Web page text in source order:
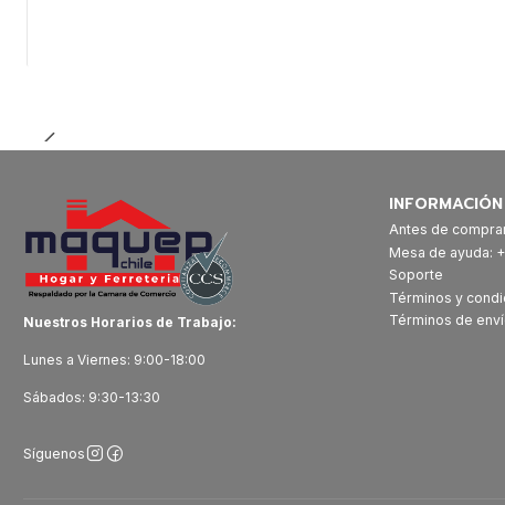
Nuestros Horarios de Trabajo:
Lunes a Viernes: 9:00-18:00
Sábados: 9:30-13:30
Síguenos
INFORMACIÓN
Antes de
Mesa de ayuda:
Soporte
Términos y
Términos de